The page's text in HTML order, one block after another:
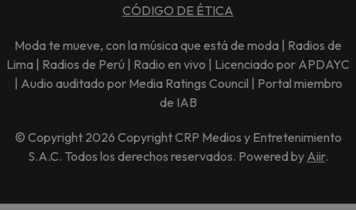
CÓDIGO DE ÉTICA
Moda te mueve, con la música que está de moda | Radios de
Lima | Radios de Perú | Radio en vivo | Licenciado por APDAYC
| Audio auditado por Media Ratings Council | Portal miembro
de IAB
© Copyright 2026 Copyright CRP Medios y Entretenimiento
S.A.C. Todos los derechos reservados. Powered by Aiir.